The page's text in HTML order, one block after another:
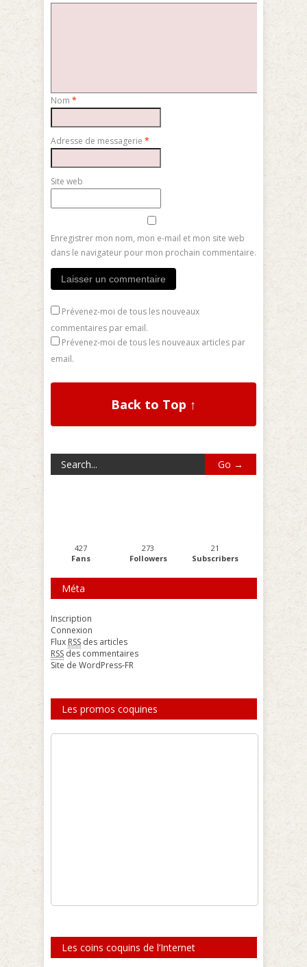
Nom *
Adresse de messagerie *
Site web
Enregistrer mon nom, mon e-mail et mon site web
dans le navigateur pour mon prochain commentaire.
Prévenez-moi de tous les nouveaux
commentaires par email.
Prévenez-moi de tous les nouveaux articles par
email.
Back to Top ↑
427
Fans
273
Followers
21
Subscribers
Méta
Inscription
Connexion
Flux RSS des articles
RSS des commentaires
Site de WordPress-FR
Les promos coquines
Les coins coquins de l’Internet